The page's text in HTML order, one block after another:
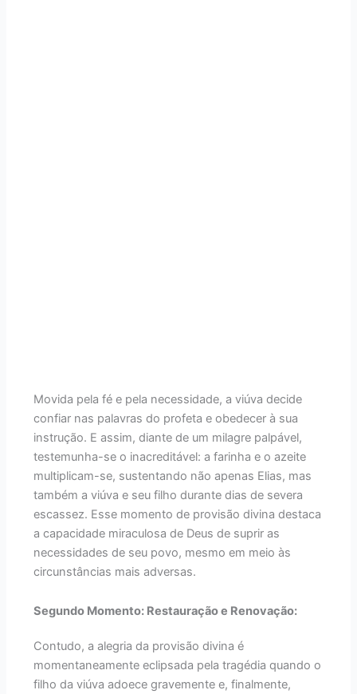
Movida pela fé e pela necessidade, a viúva decide
confiar nas palavras do profeta e obedecer à sua
instrução. E assim, diante de um milagre palpável,
testemunha-se o inacreditável: a farinha e o azeite
multiplicam-se, sustentando não apenas Elias, mas
também a viúva e seu filho durante dias de severa
escassez. Esse momento de provisão divina destaca
a capacidade miraculosa de Deus de suprir as
necessidades de seu povo, mesmo em meio às
circunstâncias mais adversas.
Segundo Momento: Restauração e Renovação:
Contudo, a alegria da provisão divina é
momentaneamente eclipsada pela tragédia quando o
filho da viúva adoece gravemente e, finalmente,